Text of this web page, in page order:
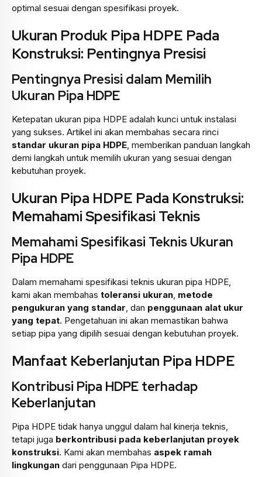
optimal sesuai dengan spesifikasi proyek.
Ukuran Produk Pipa HDPE Pada
Konstruksi: Pentingnya Presisi
Pentingnya Presisi dalam Memilih
Ukuran Pipa HDPE
Ketepatan ukuran pipa HDPE adalah kunci untuk instalasi
yang sukses. Artikel ini akan membahas secara rinci
standar ukuran pipa HDPE, memberikan panduan langkah
demi langkah untuk memilih ukuran yang sesuai dengan
kebutuhan proyek.
Ukuran Pipa HDPE Pada Konstruksi:
Memahami Spesifikasi Teknis
Memahami Spesifikasi Teknis Ukuran
Pipa HDPE
Dalam memahami spesifikasi teknis ukuran pipa HDPE,
kami akan membahas toleransi ukuran, metode
pengukuran yang standar, dan penggunaan alat ukur
yang tepat. Pengetahuan ini akan memastikan bahwa
setiap pipa yang dipilih sesuai dengan kebutuhan proyek.
Manfaat Keberlanjutan Pipa HDPE
Kontribusi Pipa HDPE terhadap
Keberlanjutan
Pipa HDPE tidak hanya unggul dalam hal kinerja teknis,
tetapi juga berkontribusi pada keberlanjutan proyek
konstruksi. Kami akan membahas aspek ramah
lingkungan dari penggunaan Pipa HDPE.